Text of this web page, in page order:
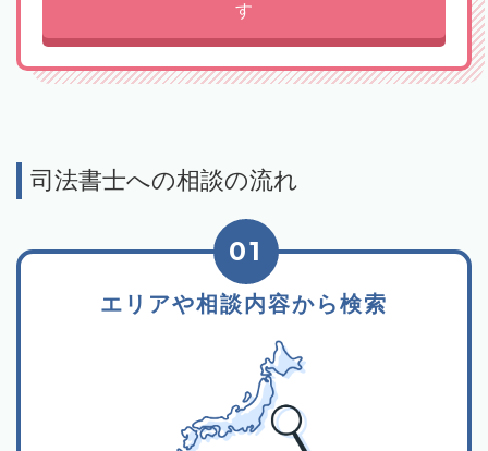
す
司法書士への相談の流れ
エリアや相談内容から検索
01